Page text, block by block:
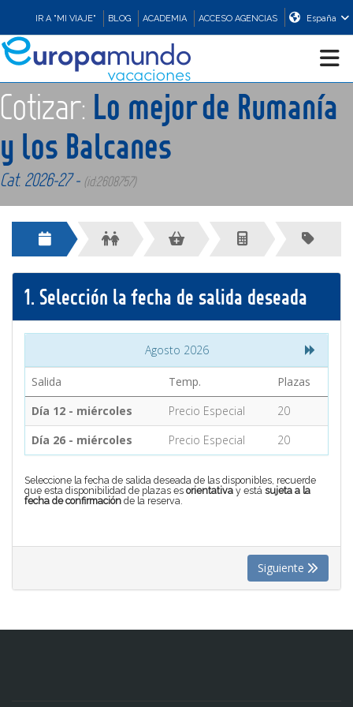
IR A "MI VIAJE" BLOG ACADEMIA ACCESO AGENCIAS España
CRUCEROS
EUROPA
PROMOCIONES
COMPRAR
CONTACTO
MÁS
Cotizar: Lo mejor de Rumanía
y los Balcanes
Cat. 2026-27 - (id:2608757)
1. Selección la fecha de salida deseada
Agosto 2026
Salida Temp.
Plazas
Día 12 - miércoles
Precio Especial
20
Día 26 - miércoles
Precio Especial 20
Seleccione la fecha de salida deseada de las disponibles, recuerde
que esta disponibilidad de plazas es orientativa y está sujeta a la
fecha de confirmación de la reserva.
Siguiente